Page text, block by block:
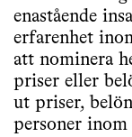
enastående
erfarenhet
att nominera
priser eller
ut priser,
personer inom